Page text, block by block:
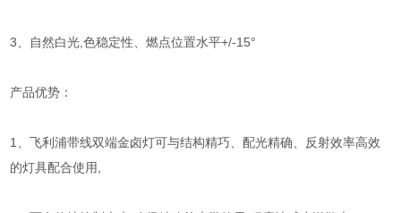
3、自然白光,色稳定性、燃点位置水平+/-15°
产品优势：
1、飞利浦带线双端金卤灯可与结构精巧、配光精确、反射效率高效
的灯具配合使用,